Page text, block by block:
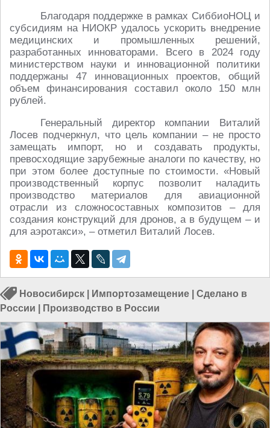
Благодаря поддержке в рамках СиббиоНОЦ и
субсидиям на НИОКР удалось ускорить внедрение
медицинских и промышленных решений,
разработанных инноваторами. Всего в 2024 году
министерством науки и инновационной политики
поддержаны 47 инновационных проектов, общий
объем финансирования составил около 150 млн
рублей.
Генеральный директор компании Виталий
Лосев подчеркнул, что цель компании – не просто
замещать импорт, но и создавать продукты,
превосходящие зарубежные аналоги по качеству, но
при этом более доступные по стоимости. «Новый
производственный корпус позволит наладить
производство материалов для авиационной
отрасли из сложносоставных композитов – для
создания конструкций для дронов, а в будущем – и
для аэротакси», – отметил Виталий Лосев.
Новосибирск Импортозамещение
Сделано в
России
Производство в России